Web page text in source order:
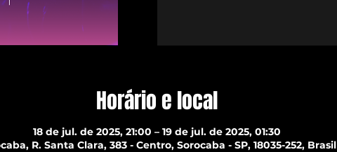
Horário e local
18 de jul. de 2025, 21:00 – 19 de jul. de 2025, 01:30
R. Santa Clara, 383 - Centro, Sorocaba - SP, 18035-252, Brasil